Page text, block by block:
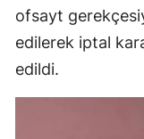
ofsayt
edilerek iptal
edildi.